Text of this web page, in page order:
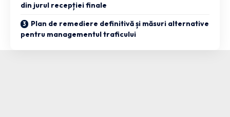
din jurul recepției finale
Plan de remediere definitivă și măsuri alternative
pentru managementul traficului